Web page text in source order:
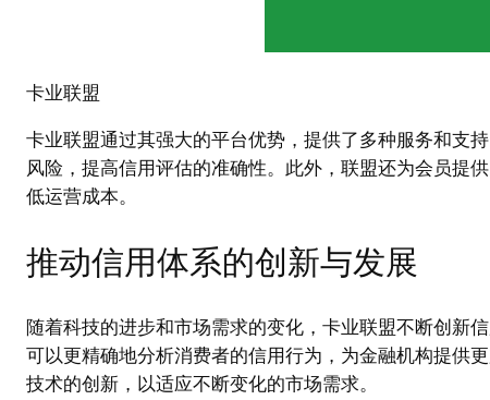
卡业联盟
卡业联盟通过其强大的平台优势，提供了多种服务和支
风险，提高信用评估的准确性。此外，联盟还为会员提
低运营成本。
推动信用体系的创新与发展
随着科技的进步和市场需求的变化，卡业联盟不断创新
可以更精确地分析消费者的信用行为，为金融机构提供
技术的创新，以适应不断变化的市场需求。